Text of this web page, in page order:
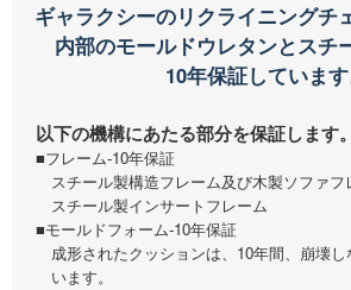
ギャラクシーのリクライニングチ
内部のモールドウレタンとスチ
10年保証しています
以下の機構にあたる部分を保証します。
■フレーム-10年保証
スチール製構造フレーム及び木製ソファフ
スチール製インサートフレーム
■モールドフォーム-10年保証
成形されたクッションは、10年間、崩壊
います。